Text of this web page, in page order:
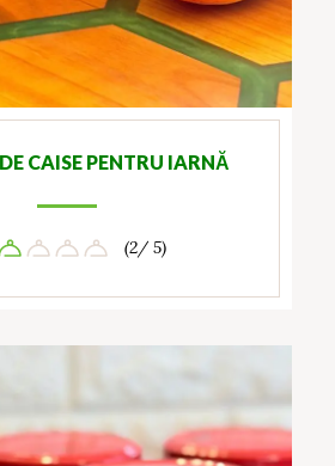
CAISE PENTRU IARNĂ
(2/ 5)